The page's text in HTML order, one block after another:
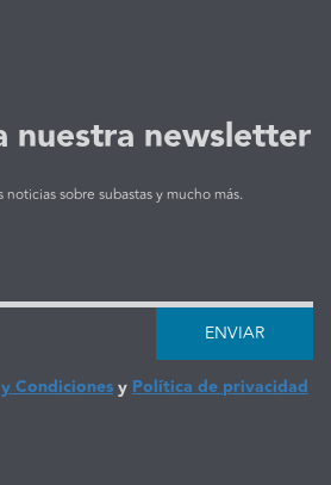
nuestra newsletter
noticias sobre subastas y mucho más.
ENVIAR
CondicionesyPolítica de privacidad